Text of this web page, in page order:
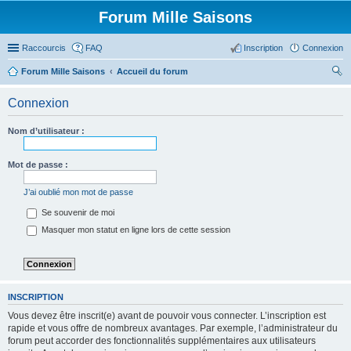
Forum Mille Saisons
Raccourcis FAQ Connexion
Inscription
Forum Mille Saisons
Accueil du forum
Connexion
Nom d’utilisateur :
Mot de passe :
J’ai oublié mon mot de passe
Se souvenir de moi
Masquer mon statut en ligne lors de cette session
INSCRIPTION
Vous devez être inscrit(e) avant de pouvoir vous connecter. L’inscription est
rapide et vous offre de nombreux avantages. Par exemple, l’administrateur du
forum peut accorder des fonctionnalités supplémentaires aux utilisateurs